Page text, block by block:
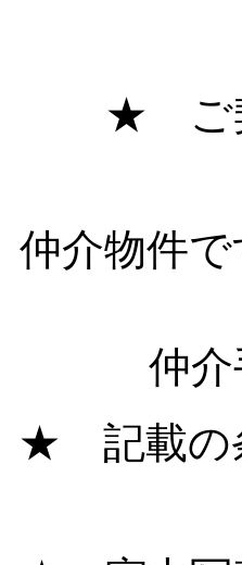
★ ご
仲介物件
仲
★ 記載の